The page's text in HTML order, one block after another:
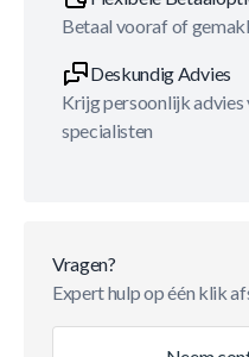
Betaal vooraf of
Deskundig Advies
Krijg persoonlijk advies
specialisten
Vragen?
Expert hulp op één klik